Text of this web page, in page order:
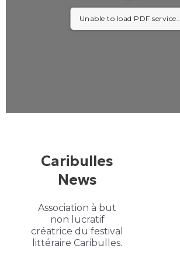
Unable to load PDF service..
Caribulles
News
Association à but
non lucratif
créatrice du festival
littéraire Caribulles.